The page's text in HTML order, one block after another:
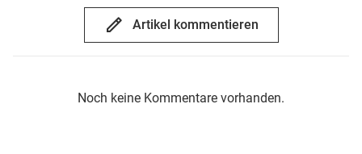
Artikel kommentieren
Noch keine Kommentare vorhanden.